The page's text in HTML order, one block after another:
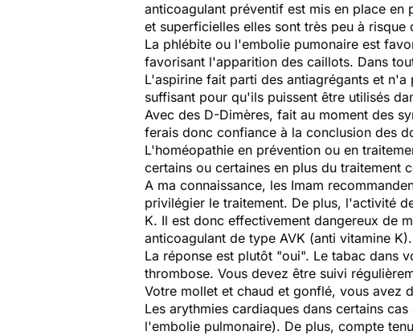
anticoagulant préventif est mis en place en
et superficielles elles sont très peu à risque
La phlébite ou l'embolie pumonaire est
favorisant l'apparition des caillots. Dans
L'aspirine fait parti des antiagrégants et
suffisant pour qu'ils puissent être utilisés
Avec des D-Dimères, fait au moment des
ferais donc confiance à la conclusion des
L'homéopathie en prévention ou en
certains ou certaines en plus du traitement
A ma connaissance, les Imam
privilégier le traitement. De plus, l'activité
K. Il est donc effectivement dangereux de
anticoagulant de type AVK (anti vitamine K).
La réponse est plutôt "oui". Le tabac dans
thrombose. Vous devez être suivi
Votre mollet et chaud et gonflé, vous avez
Les arythmies cardiaques dans certains
l'embolie pulmonaire). De plus, compte